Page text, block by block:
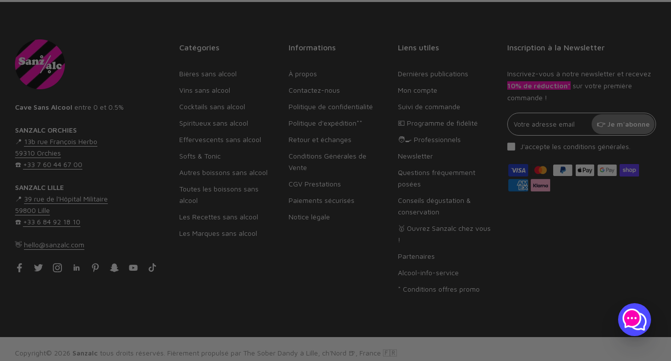
Cave Sans Alcool entre 0 et 0.5%
SANZALC ORCHIES
📍 13b rue François Herbo
59310 Orchies
☎️ +33 7 60 44 67 00
SANZALC LILLE
📍 39 rue de l'Hôpital Militaire
59800 Lille
☎️ ‭+33 6 84 92 18 10‬
👋 hello@sanzalc.com
Catégories
Bières sans alcool
Vins sans alcool
Cocktails sans alcool
Spiritueux sans alcool
Effervescents sans alcool
Softs & Tonic
Autres boissons sans alcool
Toutes les boissons sans
alcool
Les Recettes sans alcool
Les Marques sans alcool
Informations
À propos
Contactez-nous
Politique de confidentialité
Politique d'expédition**
Retour et échanges
Conditions Générales de
Vente
CGV Prestations
Paiements sécurisés
Notice légale
Liens utiles
Dernières publications
Mon compte
Suivi de commande
💶 Programme de fidélité
🧑‍🍳 Professionnels
Newsletter
Questions fréquemment
posées
Conseils dégustation &
conservation
🥇 Ouvrez Sanzalc chez vous
!
Partenaires
Alcool-info-service
* Conditions offres promo
Inscription à la Newsletter
Inscrivez-vous à notre newsletter et recevez
10% de réduction* sur votre première
commande !
👉 Je m'abonne
J'accepte les conditions générales
Copyright© 2026 Sanzalc tous droits réservés. Fièrement propulsé par The Sober Dandy à Lille, ch'Nord 🍺, France 🇫🇷